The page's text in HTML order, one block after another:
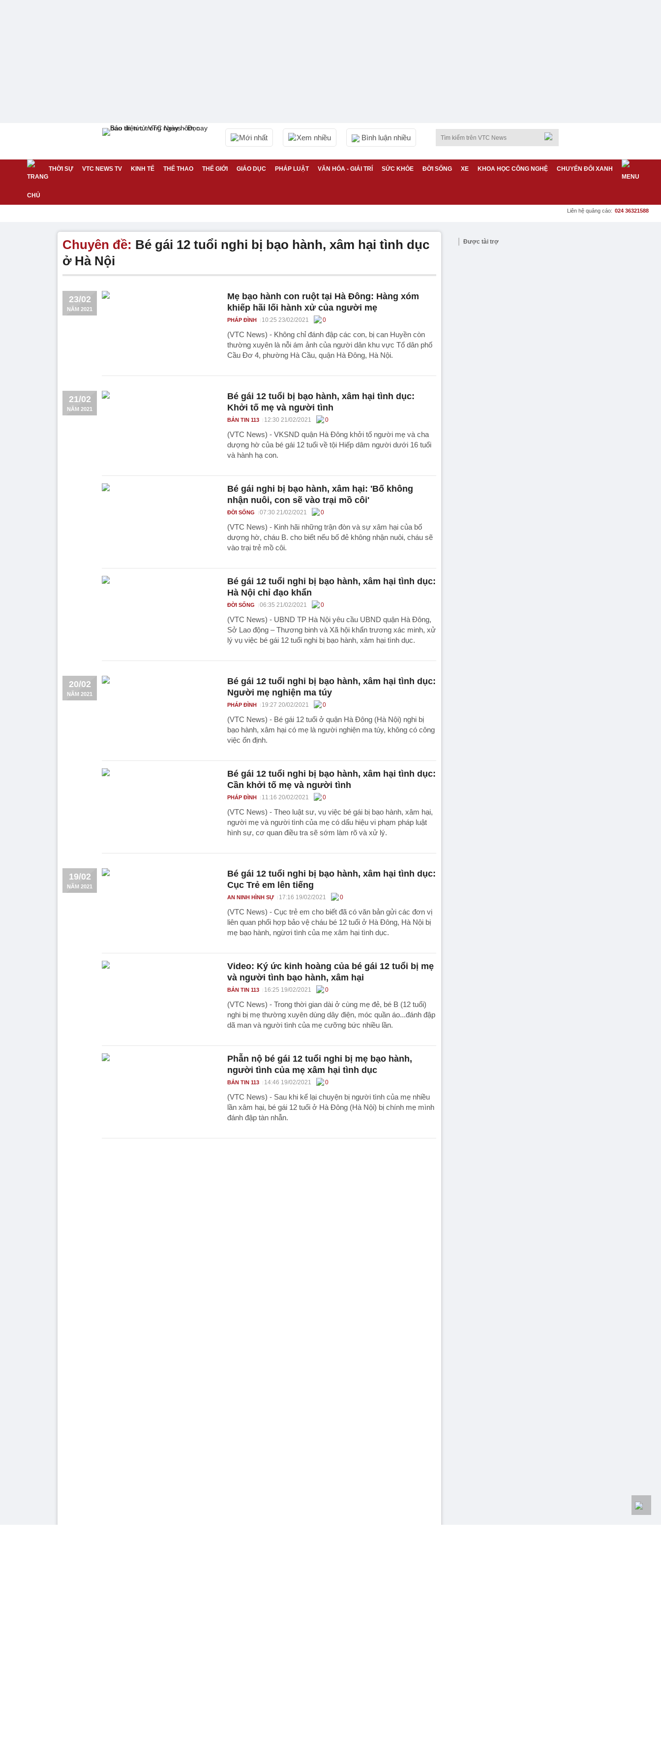
Mới nhất Xem nhiều Bình luận nhiều
THỜI SỰ VTC NEWS TV KINH TẾ THỂ THAO THẾ GIỚI GIÁO DỤC PHÁP LUẬT VĂN HÓA - GIẢI TRÍ SỨC KHỎE ĐỜI SỐNG XE KHOA HỌC CÔNG NGHỆ CHUYỂN ĐỔI XANH
Liên hệ quảng cáo: 024 36321588
Chuyên đề: Bé gái 12 tuổi nghi bị bạo hành, xâm hại tình dục
ở Hà Nội
23/02
NĂM 2021
Mẹ bạo hành con ruột tại Hà Đông: Hàng xóm
khiếp hãi lối hành xử của người mẹ
PHÁP ĐÌNH 10:25 23/02/2021 0
(VTC News) - Không chỉ đánh đập các con, bị can Huyền còn
thường xuyên là nỗi ám ảnh của người dân khu vực Tổ dân phố
Cầu Đơ 4, phường Hà Cầu, quận Hà Đông, Hà Nội.
21/02
NĂM 2021
Bé gái 12 tuổi bị bạo hành, xâm hại tình dục:
Khởi tố mẹ và người tình
BẢN TIN 113 12:30 21/02/2021 0
(VTC News) - VKSND quận Hà Đông khởi tố người mẹ và cha
dượng hờ của bé gái 12 tuổi về tội Hiếp dâm người dưới 16 tuổi
và hành hạ con.
Bé gái nghi bị bạo hành, xâm hại: 'Bố không
nhận nuôi, con sẽ vào trại mồ côi'
ĐỜI SỐNG 07:30 21/02/2021 0
(VTC News) - Kinh hãi những trận đòn và sự xâm hại của bố
dượng hờ, cháu B. cho biết nếu bố đẻ không nhận nuôi, cháu sẽ
vào trại trẻ mồ côi.
Bé gái 12 tuổi nghi bị bạo hành, xâm hại tình dục:
Hà Nội chỉ đạo khẩn
ĐỜI SỐNG 06:35 21/02/2021 0
(VTC News) - UBND TP Hà Nội yêu cầu UBND quận Hà Đông,
Sở Lao động – Thương binh và Xã hội khẩn trương xác minh, xử
lý vụ việc bé gái 12 tuổi nghi bị bạo hành, xâm hại tình dục.
20/02
NĂM 2021
Bé gái 12 tuổi nghi bị bạo hành, xâm hại tình dục:
Người mẹ nghiện ma túy
PHÁP ĐÌNH 19:27 20/02/2021 0
(VTC News) - Bé gái 12 tuổi ở quận Hà Đông (Hà Nội) nghi bị
bạo hành, xâm hại có mẹ là người nghiện ma túy, không có công
việc ổn định.
Bé gái 12 tuổi nghi bị bạo hành, xâm hại tình dục:
Cần khởi tố mẹ và người tình
PHÁP ĐÌNH 11:16 20/02/2021 0
(VTC News) - Theo luật sư, vụ việc bé gái bị bạo hành, xâm hại,
người mẹ và người tình của mẹ có dấu hiệu vi phạm pháp luật
hình sự, cơ quan điều tra sẽ sớm làm rõ và xử lý.
19/02
NĂM 2021
Bé gái 12 tuổi nghi bị bạo hành, xâm hại tình dục:
Cục Trẻ em lên tiếng
AN NINH HÌNH SỰ 17:16 19/02/2021 0
(VTC News) - Cục trẻ em cho biết đã có văn bản gửi các đơn vị
liên quan phối hợp bảo vệ cháu bé 12 tuổi ở Hà Đông, Hà Nội bị
mẹ bạo hành, ngừơi tình của mẹ xâm hại tình dục.
Video: Ký ức kinh hoàng của bé gái 12 tuổi bị mẹ
và người tình bạo hành, xâm hại
BẢN TIN 113 16:25 19/02/2021 0
(VTC News) - Trong thời gian dài ở cùng mẹ đẻ, bé B (12 tuổi)
nghi bị mẹ thường xuyên dùng dây điện, móc quần áo...đánh đập
dã man và người tình của mẹ cưỡng bức nhiều lần.
Phẫn nộ bé gái 12 tuổi nghi bị mẹ bạo hành,
người tình của mẹ xâm hại tình dục
BẢN TIN 113 14:46 19/02/2021 0
(VTC News) - Sau khi kể lại chuyện bị người tình của mẹ nhiều
lần xâm hại, bé gái 12 tuổi ở Hà Đông (Hà Nội) bị chính mẹ mình
đánh đập tàn nhẫn.
Được tài trợ